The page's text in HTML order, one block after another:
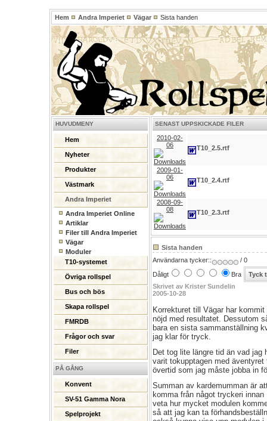
Hem Andra Imperiet Vägar Sista handen
HUVUDMENY
Hem
Nyheter
Produkter
Västmark
Andra Imperiet
Andra Imperiet Online
Artiklar
Filer till Andra Imperiet
Vägar
Moduler
T10-systemet
Övriga rollspel
Bus och bös
Skapa rollspel
FMRDB
Frågor och svar
Filer
PÅ GÅNG
Konvent
SV-51 Gamma Nora
Spelprojekt
SENAST UPPSKICKADE FILER
2010-02-
06
T10_2.5.rtf
2009-01-
06
T10_2.4.rtf
2008-09-
08
T10_2.3.rtf
Sista handen
Användarna tycker::
/ 0
Dåligt
Bra
Skrivet av Krister Sundelin
2005-10-28
Korrekturet till Vägar har
nöjd med resultatet. Dessutom
bara en sista sammanställning
jag klar för tryck.
Det tog lite längre tid än vad jag
varit tokupptagen med
övertid som jag måste jobba in
Summan av kardemumman är
komma från något tryckeri
veta hur mycket modulen
så att jag kan ta